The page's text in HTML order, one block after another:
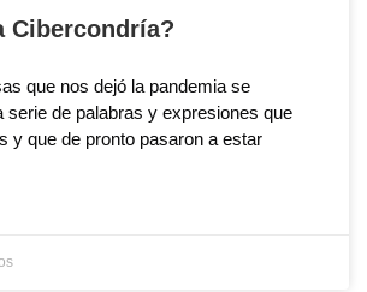
Cibercondría?
que nos dejó la pandemia se
serie de palabras y expresiones que
y que de pronto pasaron a estar